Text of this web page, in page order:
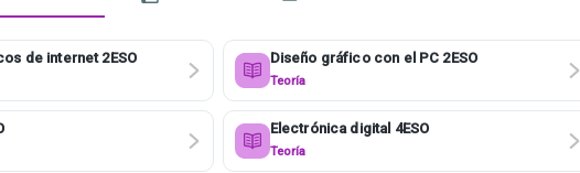
de internet 2ESO Diseño gráfico con el PC 2ESO
Teoría
Electrónica digital 4ESO
Teoría